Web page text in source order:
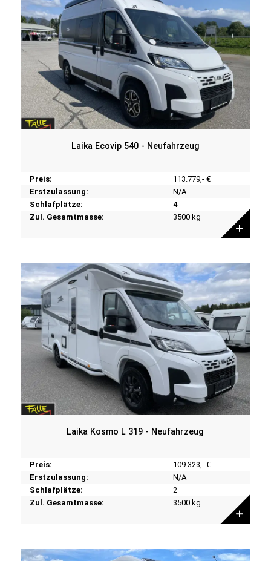
Laika Ecovip 540 - Neufahrzeug
Preis:
113.779,- €
Erstzulassung:
N/A
Schlafplätze:
4
Zul. Gesamtmasse:
3500 kg
Laika Kosmo L 319 - Neufahrzeug
Preis:
109.323,- €
Erstzulassung:
N/A
Schlafplätze:
2
Zul. Gesamtmasse:
3500 kg